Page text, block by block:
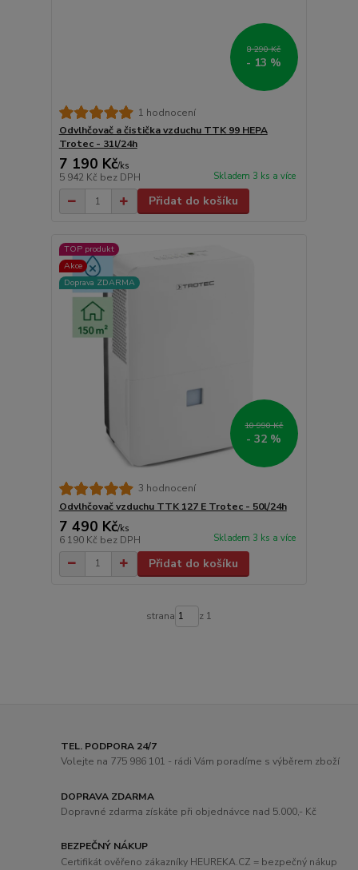
8 290 Kč
- 13 %
1 hodnocení
Odvlhčovač a čistička vzduchu TTK 99 HEPA
Trotec - 31l/24h
7 190 Kč/ks
5 942 Kč bez DPH Skladem 3 ks a více
Přidat do košíku
TOP produkt
Akce
Doprava ZDARMA
10 990 Kč
- 32 %
3 hodnocení
Odvlhčovač vzduchu TTK 127 E Trotec - 50l/24h
7 490 Kč/ks
6 190 Kč bez DPH Skladem 3 ks a více
Přidat do košíku
strana z 1
TEL. PODPORA 24/7
Volejte na 775 986 101 - rádi Vám poradíme s výběrem zboží
DOPRAVA ZDARMA
Dopravné zdarma získáte při objednávce nad 5.000,- Kč
BEZPEČNÝ NÁKUP
Certifikát ověřeno zákazníky HEUREKA.CZ = bezpečný nákup